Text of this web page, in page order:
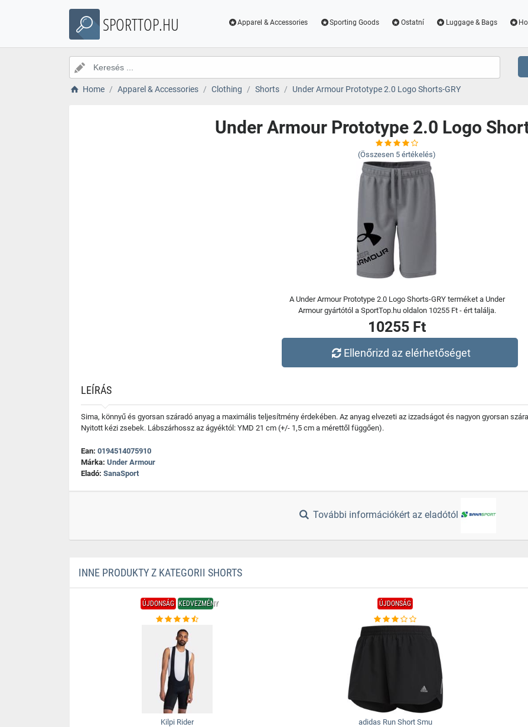
SPORTTOP.HU Apparel & Accessories Sporting Goods Ostatní Luggage & Bags
Home Apparel & Accessories Clothing Shorts Under Armour Prototype 2.0 Logo Shorts-GRY
Under Armour Prototype 2.0 Logo
(Összesen 5 értékelés)
A Under Armour Prototype 2.0 Logo Shorts-GRY terméket a Under
Armour gyártótól a SportTop.hu oldalon 10255 Ft - ért találja.
10255 Ft
Ellenőrizd az elérhetőséget
LEÍRÁS
Sima, könnyű és gyorsan száradó anyag a maximális teljesítmény érdekében. Az anyag elvezeti az izzadságot és nagyon gyorsan
Nyitott kézi zsebek. Lábszárhossz az ágyéktól: YMD 21 cm (+/- 1,5 cm a mérettől függően).
Ean: 0194514075910
Márka: Under Armour
Eladó: SanaSport
További információkért az eladótól
INNE PRODUKTY Z KATEGORII SHORTS
ÚJDONSÁG KEDVEZMÉNY
Kilpi Rider
ÚJDONSÁG
adidas Run Short Smu